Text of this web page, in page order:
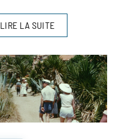
LIRE LA SUITE